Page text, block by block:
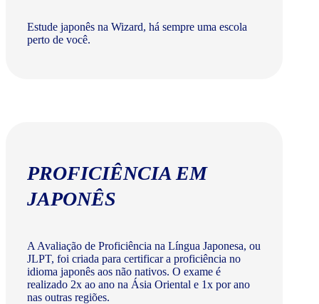
Estude japonês na Wizard, há sempre uma escola
perto de você.
PROFICIÊNCIA EM
JAPONÊS
A Avaliação de Proficiência na Língua Japonesa, ou
JLPT, foi criada para certificar a proficiência no
idioma japonês aos não nativos. O exame é
realizado 2x ao ano na Ásia Oriental e 1x por ano
nas outras regiões.